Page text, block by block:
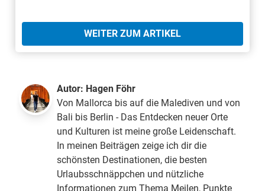
WEITER ZUM ARTIKEL
Autor: Hagen Föhr
Von Mallorca bis auf die Malediven und von
Bali bis Berlin - Das Entdecken neuer Orte
und Kulturen ist meine große Leidenschaft.
In meinen Beiträgen zeige ich dir die
schönsten Destinationen, die besten
Urlaubsschnäppchen und nützliche
Informationen zum Thema Meilen, Punkte